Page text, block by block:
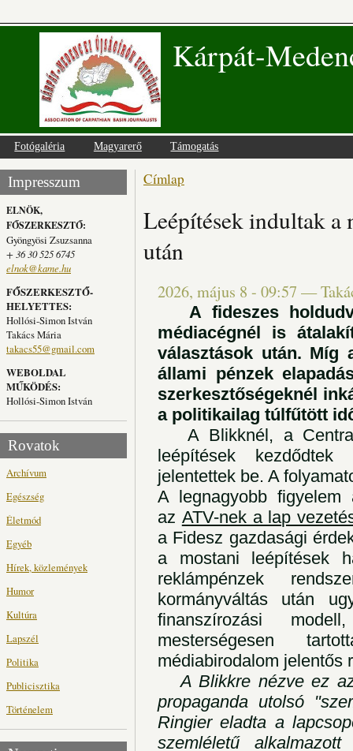
Kárpát-
Fotógaléria Magyarerő Támogatás
Impresszum
ELNÖK,
FŐSZERKESZTŐ:
Gyöngyösi Zsuzsanna
+ 36 30 525 6745
elnok@kame.hu
FŐSZERKESZTŐ-
HELYETTES:
Hollósi-Simon István
Takács Mária
takacs55@gmail.com
WEBOLDAL
MŰKÖDÉS:
Hollósi-Simon István
Rovatok
Archívum
Egészség
Életmód
Egyéb
Hírek, közlemények
Humor
Kultúra
Lapszél
Politika
Publicisztika
Történelem
Jelenlegi hely
Címlap
Leépítések indultak a
után
2026, május 8 - 09:57 —
A fideszes
médiacégnél is
választások után. Míg
állami pénzek
szerkesztőségeknél
a politikailag túlfűtött
A Blikknél, a
leépítések kezdődtek
jelentettek be. A
A legnagyobb
az ATV-nek a lap
a Fidesz gazdasági
a mostani leépítések
reklámpénzek
kormányváltás után
finanszírozási
mesterségesen
médiabirodalom jelentős
A Blikkre nézve ez
propaganda utolsó
Ringier eladta a
szemléletű